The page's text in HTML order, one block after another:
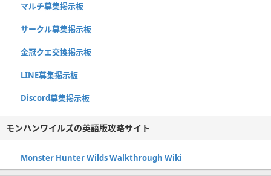
マルチ募集掲示板
サークル募集掲示板
金冠クエ交換掲示板
LINE募集掲示板
Discord募集掲示板
モンハンワイルズの英語版攻略サイト
Monster Hunter Wilds Walkthrough Wiki